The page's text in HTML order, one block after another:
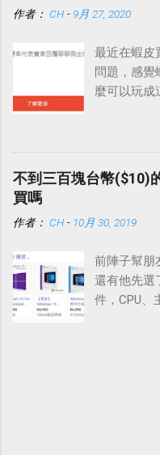
作者： CH - 9月 27, 2020
最近在蝦皮
問題，感覺
麼可以玩成
不到三百塊台幣($10)
買嗎
作者： CH - 10月 30, 2019
前陣子幫朋
還有他先選
件，CPU、
好。感覺